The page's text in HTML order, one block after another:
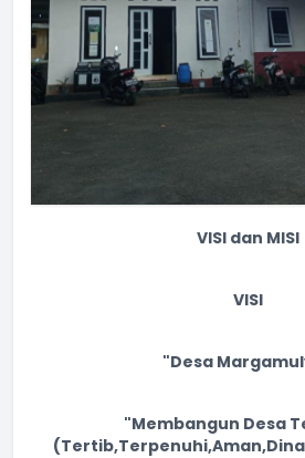
VISI dan MISI
VISI
"Desa
"Membangun Desa